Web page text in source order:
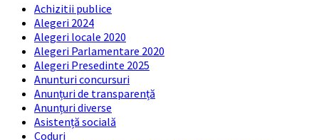
Achizitii publice
Alegeri 2024
Alegeri locale 2020
Alegeri Parlamentare 2020
Alegeri Presedinte 2025
Anunturi concursuri
Anunțuri de transparență
Anunțuri diverse
Asistență socială
Coduri